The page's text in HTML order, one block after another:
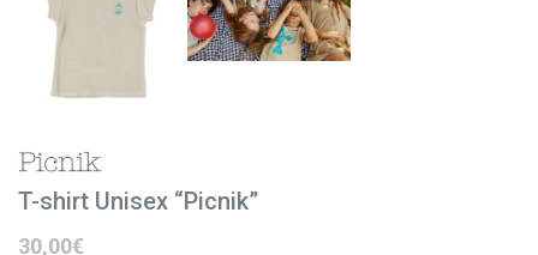
T-shirt Unisex “Picnik”
30,00€